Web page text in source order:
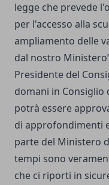
legge che prevede
per l'accesso alla
ampliamento delle
dal nostro
Presidente del
domani in Consiglio
potrà essere
di approfondimenti
parte del Ministero
tempi sono
che ci riporti in